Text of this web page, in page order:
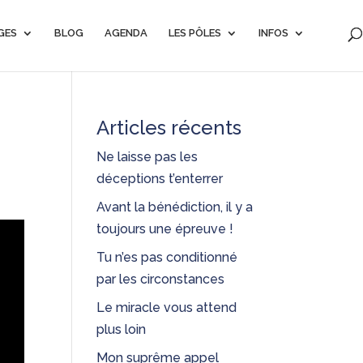
BLOG AGENDA LES PÔLES INFOS
Articles récents
Ne laisse pas les
déceptions t’enterrer
Avant la bénédiction, il y a
toujours une épreuve !
Tu n’es pas conditionné
par les circonstances
Le miracle vous attend
plus loin
Mon suprême appel